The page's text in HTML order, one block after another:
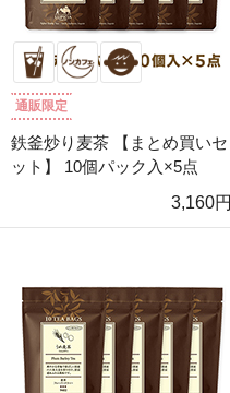
通販限定
鉄釜炒り麦茶 【まとめ買いセ
ット】 10個パック入×5点
3,160円